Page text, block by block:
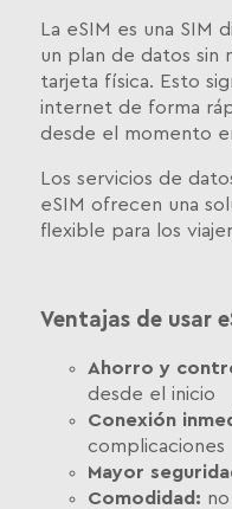
La eSIM es una
un plan de datos sin
tarjeta física. Esto
internet de forma
desde el momento
Los servicios de
eSIM ofrecen una
flexible para los
Ventajas de usar
Ahorro y
desde el inicio
Conexión
complicaciones
Mayor
Comodidad: